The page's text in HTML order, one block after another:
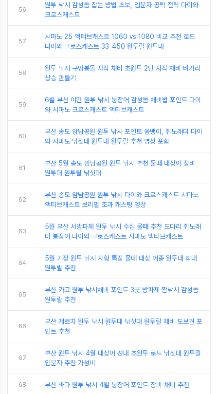
56
원투 낚시 감성돔 잡는 방법 초보, 입문자 공략 전략 다이와
크로스캐스트
57
시마노 25 액티브캐스트 1060 vs 1080 비교 추천 로드
다이와 크로스캐스트 33-450 원투릴 원투대
58
원투 낚시 구멍봉돌 자작 채비 초원투 2단 자작 채비 비거리
상승 만들기
59
6월 부산 야간 원투 낚시 붕장어 감성돔 채비법 포인트 다이
와 시마노 크로스캐스트 액티브캐스트
60
부산 송도 암남공원 원투 낚시 포인트 쏨뱅이, 쥐노래미 다이
와 시마노 낚싯대 원투대 원투릴 추천 영상 포함
61
부산 5월 송도 암남공원 원투 낚시 추천 물때 대상어 장비
원투대 원투릴 낚싯대
62
부산 송도 암남공원 원투 낚시 다이와 크로스캐스트 시마노
액티브캐스트 보리멸 조과 캐스팅 영상
63
5월 부산 서방파제 원투 낚시 수심 물때 추천 도다리 쥐노래
미 붕장어 다이와 크로스캐스트 시마노 액티브캐스트
64
5월 기장 원투 낚시 지형 특징 물때 대상 어종 원투대 빡대
원투릴 추천
65
부산 카고 원투 낚시채비 포인트 3곳 방파제 짬낚시 감성돔
원투릴 추천
66
부산 게르치 원투 낚시 원투대 낚싯대 원투릴 채비 도보권 포
인트 추천
67
부산 원투 낚시 4월 대상어 성대 초원투 로드 낚싯대 원투릴
입문자 추천 가성비
68 부산 바다 원투 낚시 4월 붕장어 포인트 장비 채비 추천